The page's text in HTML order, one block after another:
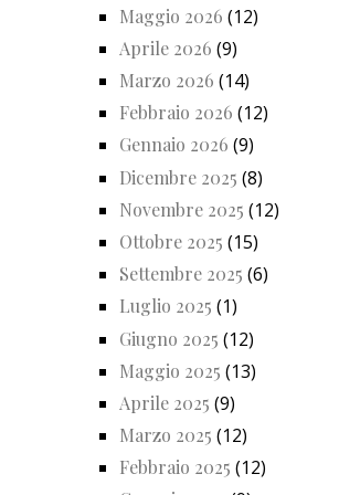
Maggio 2026 (12)
Aprile 2026 (9)
Marzo 2026 (14)
Febbraio 2026 (12)
Gennaio 2026 (9)
Dicembre 2025 (8)
Novembre 2025 (12)
Ottobre 2025 (15)
Settembre 2025 (6)
Luglio 2025 (1)
Giugno 2025 (12)
Maggio 2025 (13)
Aprile 2025 (9)
Marzo 2025 (12)
Febbraio 2025 (12)